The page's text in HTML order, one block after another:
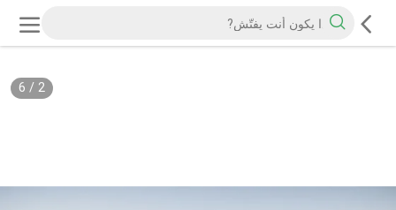
2
/
6